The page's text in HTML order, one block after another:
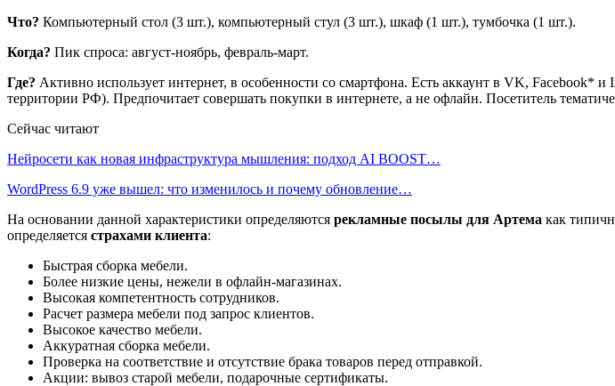
Что? Компьютерный стол (3 шт.), компьютерный стул (3 шт.), шкаф (1 шт.), тумбочка (1 шт.).
Когда? Пик спроса: август-ноябрь, февраль-март.
Где? Активно использует интернет, в особенности со смартфона. Есть аккаунт в VK, Facebook*
территории РФ). Предпочитает совершать покупки в интернете, а не офлайн. Посетитель
Сейчас читают
Нейросети как новая инфраструктура мышления: подход AI BOOST…
WordPress 6.9 уже вышел: что изменилось и почему обновление…
На основании данной характеристики определяются рекламные посылы для Артема как
определяется страхами клиента:
Быстрая сборка мебели.
Более низкие цены, нежели в офлайн-магазинах.
Высокая компетентность сотрудников.
Расчет размера мебели под запрос клиентов.
Высокое качество мебели.
Аккуратная сборка мебели.
Проверка на соответствие и отсутствие брака товаров перед отправкой.
Акции: вывоз старой мебели, подарочные сертификаты.